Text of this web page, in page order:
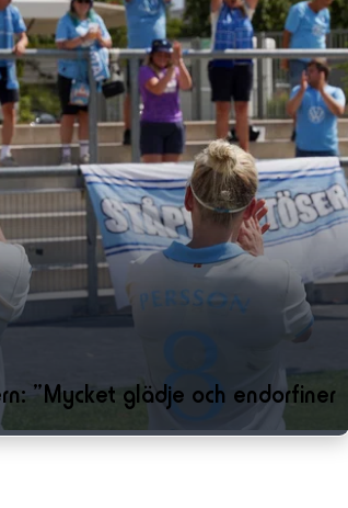
”Mycket glädje och endorfiner